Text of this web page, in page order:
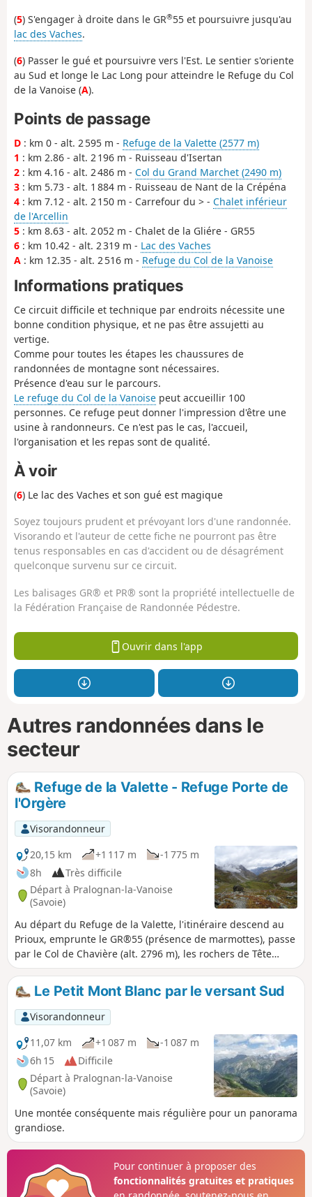
(5) S'engager à droite dans le GR®55 et poursuivre jusqu'au
lac des Vaches.
(6) Passer le gué et poursuivre vers l'Est. Le sentier s'oriente
au Sud et longe le Lac Long pour atteindre le Refuge du Col
de la Vanoise (A).
Points de passage
D : km 0 - alt. 2 595 m - Refuge de la Valette (2577 m)
1 : km 2.86 - alt. 2 196 m - Ruisseau d'Isertan
2 : km 4.16 - alt. 2 486 m - Col du Grand Marchet (2490 m)
3 : km 5.73 - alt. 1 884 m - Ruisseau de Nant de la Crépéna
4 : km 7.12 - alt. 2 150 m - Carrefour du > - Chalet inférieur
de l'Arcellin
5 : km 8.63 - alt. 2 052 m - Chalet de la Gliére - GR55
6 : km 10.42 - alt. 2 319 m - Lac des Vaches
A : km 12.35 - alt. 2 516 m - Refuge du Col de la Vanoise
Informations pratiques
Ce circuit difficile et technique par endroits nécessite une
bonne condition physique, et ne pas être assujetti au
vertige.
Comme pour toutes les étapes les chaussures de
randonnées de montagne sont nécessaires.
Présence d'eau sur le parcours.
Le refuge du Col de la Vanoise peut accueillir 100
personnes. Ce refuge peut donner l'impression d'être une
usine à randonneurs. Ce n'est pas le cas, l'accueil,
l'organisation et les repas sont de qualité.
À voir
(6) Le lac des Vaches et son gué est magique
Soyez toujours prudent et prévoyant lors d'une randonnée.
Visorando et l'auteur de cette fiche ne pourront pas être
tenus responsables en cas d'accident ou de désagrément
quelconque survenu sur ce circuit.
Les balisages GR® et PR® sont la propriété intellectuelle de
la Fédération Française de Randonnée Pédestre.
Ouvrir dans l'app
Autres randonnées dans le
secteur
Refuge de la Valette - Refuge Porte de
l'Orgère
Visorandonneur
20,15 km
+1 117 m
-1 775 m
8h
Très difficile
Départ à Pralognan-la-Vanoise
(Savoie)
Au départ du Refuge de la Valette, l'itinéraire descend au
Prioux, emprunte le GR®55 (présence de marmottes), passe
par le Col de Chavière (alt. 2796 m), les rochers de Tête
Noire et finit par le Refuge Porte de l'Orgère.
Le Petit Mont Blanc par le versant Sud
Visorandonneur
11,07 km
+1 087 m
-1 087 m
6h 15
Difficile
Départ à Pralognan-la-Vanoise
(Savoie)
Une montée conséquente mais régulière pour un panorama
grandiose.
Pour continuer à proposer des
fonctionnalités gratuites et pratiques